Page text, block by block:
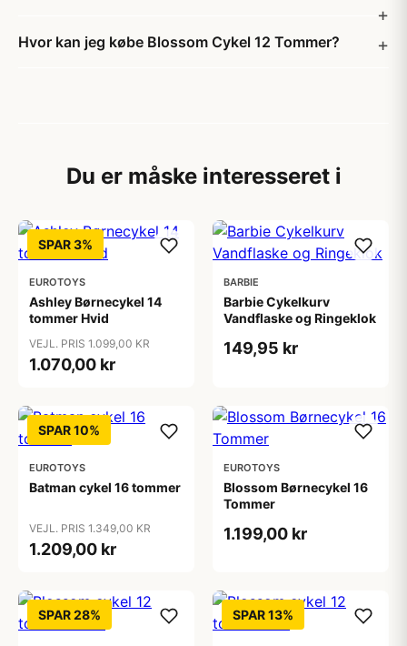
Hvor kan jeg købe Blossom Cykel 12 Tommer?
Du er måske interesseret i
SPAR 3%
EUROTOYS
Ashley Børnecykel 14
tommer Hvid
VEJL. PRIS 1.099,00 KR
1.070,00 kr
BARBIE
Barbie Cykelkurv
Vandflaske og Ringeklok
149,95 kr
SPAR 10%
EUROTOYS
Batman cykel 16 tommer
VEJL. PRIS 1.349,00 KR
1.209,00 kr
EUROTOYS
Blossom Børnecykel 16
Tommer
1.199,00 kr
SPAR 28% SPAR 13%